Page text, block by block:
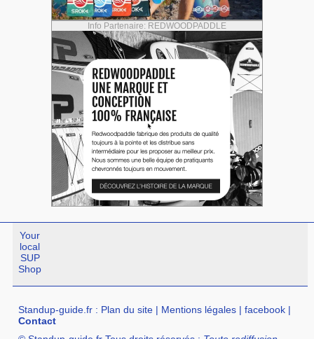
Info Partenaire: REDWOODPADDLE
Your
local
SUP
Shop
Standup-guide.fr : Plan du site | Mentions légales |facebook |
Contact